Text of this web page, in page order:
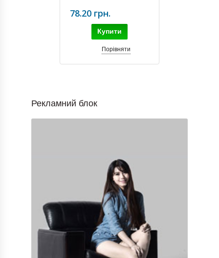
78.20 грн.
Купити
Порівняти
Рекламний блок